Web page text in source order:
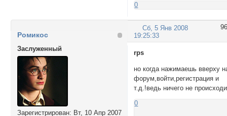
0
96
Сб, 5 Янв 2008
19:25:33
Ромикос
Заслуженный
Зарегистрирован: Вт, 10 Апр 2007
rps
но когда нажимаешь вверху
форум,войти,регистрация и
т.д.!ведь ничего не
0